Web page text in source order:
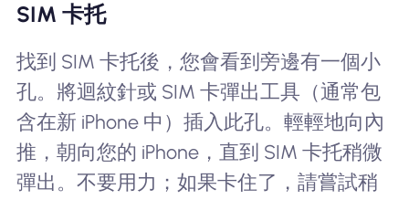
SIM 卡托
找到 SIM 卡托後，您會看到旁邊有一個小
孔。將迴紋針或 SIM 卡彈出工具（通常包
含在新 iPhone 中）插入此孔。輕輕地向內
推，朝向您的 iPhone，直到 SIM 卡托稍微
彈出。不要用力；如果卡住了，請嘗試稍